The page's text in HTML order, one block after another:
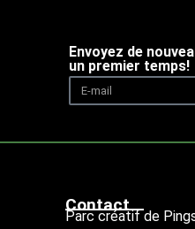
Envoyez de
un premier temps!
Contact
Parc créatif de